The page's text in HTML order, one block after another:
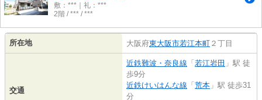
敷：***｜礼：***
2階 / *** / ***
所在地 大阪府東大阪市若江本町 ２丁目
交通
近鉄難波・奈良線 「 若江岩田 」駅 徒
歩9分
近鉄けいはんな線 「 荒本 」駅 徒歩31
分